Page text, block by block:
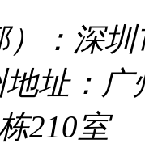
：深
地址：
210室